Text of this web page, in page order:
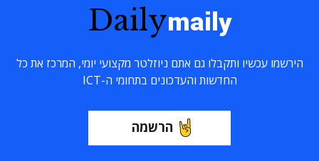
Dailymaily
הירשמו עכשיו ותקבלו גם אתם ניוזלטר מקצועי יומי, המרכז את כל
החדשות והעדכונים בתחומי ה-ICT
הרשמה